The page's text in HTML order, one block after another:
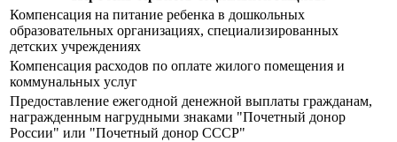
Компенсация на питание ребенка в дошкольных
образовательных организациях, специализированных
детских учреждениях
Компенсация расходов по оплате жилого помещения и
коммунальных услуг
Предоставление ежегодной денежной выплаты гражданам,
награжденным нагрудными знаками "Почетный донор
России" или "Почетный донор СССР"